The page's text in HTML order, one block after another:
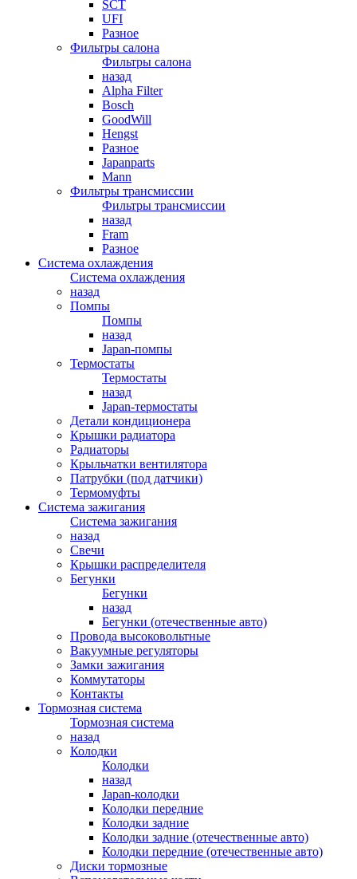
SCT
UFI
Разное
Фильтры салона
Фильтры салона
назад
Alpha Filter
Bosch
GoodWill
Hengst
Разное
Japanparts
Mann
Фильтры трансмиссии
Фильтры трансмиссии
назад
Fram
Разное
Система охлаждения
Система охлаждения
назад
Помпы
Помпы
назад
Japan-помпы
Термостаты
Термостаты
назад
Japan-термостаты
Детали кондиционера
Крышки радиатора
Радиаторы
Крыльчатки вентилятора
Патрубки (под датчики)
Термомуфты
Система зажигания
Система зажигания
назад
Свечи
Крышки распределителя
Бегунки
Бегунки
назад
Бегунки (отечественные авто)
Провода высоковольтные
Вакуумные регуляторы
Замки зажигания
Коммутаторы
Контакты
Тормозная система
Тормозная система
назад
Колодки
Колодки
назад
Japan-колодки
Колодки передние
Колодки задние
Колодки задние (отечественные авто)
Колодки передние (отечественные авто)
Диски тормозные